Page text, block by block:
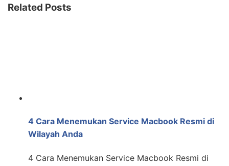
Related Posts
4 Cara Menemukan Service Macbook Resmi di
Wilayah Anda
4 Cara Menemukan Service Macbook Resmi di